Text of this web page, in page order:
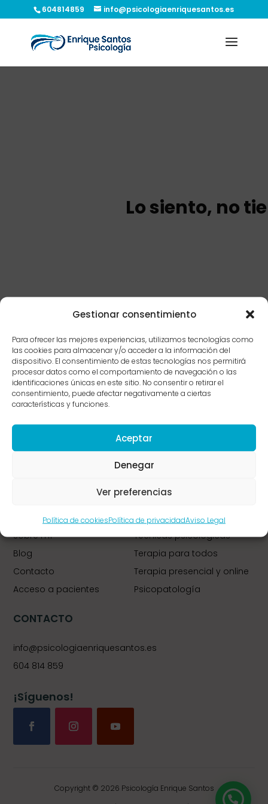
Gestionar consentimiento
Para ofrecer las mejores experiencias, utilizamos tecnologías como
las cookies para almacenar y/o acceder a la información del
dispositivo. El consentimiento de estas tecnologías nos permitirá
procesar datos como el comportamiento de navegación o las
identificaciones únicas en este sitio. No consentir o retirar el
consentimiento, puede afectar negativamente a ciertas
características y funciones.
Aceptar
Denegar
Ver preferencias
Política de cookiesPolítica de privacidadAviso Legal
604814859 info@psicologiaenriquesantos.es
Lo siento, no
Sobre mí
Blog
Contacto
Acceso a pacientes
ENLACES DE INTERÉS
Servicios
Técnicas psicológicas
Terapia para todos
Terapia presencial y online
Psicopatología
CONTACTO
info@psicologiaenriquesantos.es
604 814 859
¡Síguenos!
Copyright © 2026 Psicología Enrique Santos